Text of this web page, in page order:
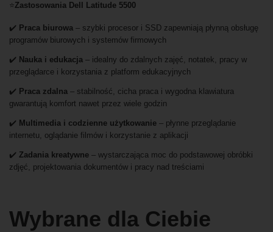
⭐Zastosowania Dell Latitude 5500
✔️ Praca biurowa – szybki procesor i SSD zapewniają płynną obsługę
programów biurowych i systemów firmowych
✔️ Nauka i edukacja – idealny do zdalnych zajęć, notatek, pracy w
przeglądarce i korzystania z platform edukacyjnych
✔️ Praca zdalna – stabilność, cicha praca i wygodna klawiatura
gwarantują komfort nawet przez wiele godzin
✔️ Multimedia i codzienne użytkowanie – płynne przeglądanie
internetu, oglądanie filmów i korzystanie z aplikacji
✔️ Zadania kreatywne – wystarczająca moc do podstawowej obróbki
zdjęć, projektowania dokumentów i pracy nad treściami
Wybrane dla Ciebie